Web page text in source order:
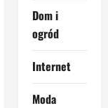
Dom i
ogród
Internet
Moda